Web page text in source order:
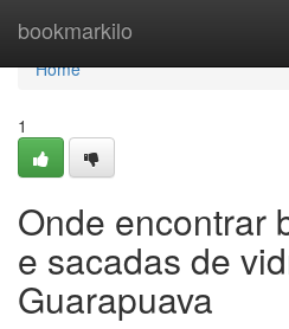
bookmarkilo
Home
Home
1
Onde encontrar
e sacadas de
Guarapuava